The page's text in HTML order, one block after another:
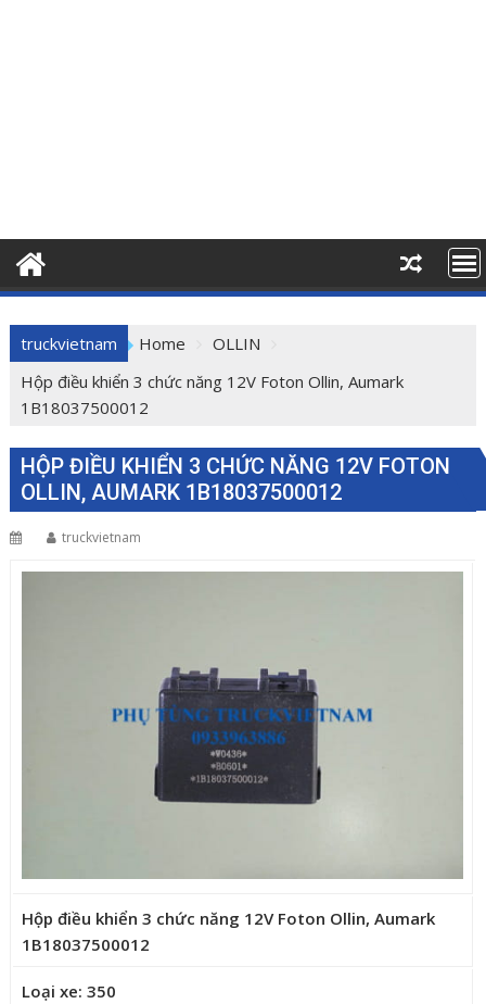
truckvietnam Home
OLLIN
Hộp điều khiển 3 chức năng 12V Foton Ollin, Aumark
1B18037500012
HỘP ĐIỀU KHIỂN 3 CHỨC NĂNG 12V FOTON
OLLIN, AUMARK 1B18037500012
truckvietnam
Hộp điều khiển 3 chức năng 12V Foton Ollin, Aumark
1B18037500012
Loại xe: 350